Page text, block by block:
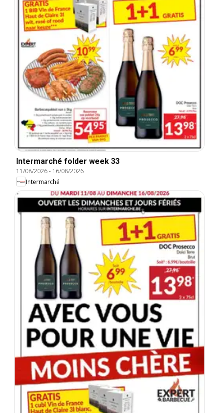
Intermarché folder week 33
11/08/2026- 16/08/2026
Intermarché